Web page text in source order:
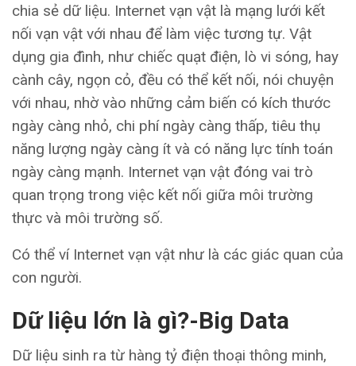
chia sẻ dữ liệu. Internet vạn vật là mạng lưới kết
nối vạn vật với nhau để làm việc tương tự. Vật
dụng gia đình, như chiếc quạt điện, lò vi sóng, hay
cành cây, ngọn cỏ, đều có thể kết nối, nói chuyện
với nhau, nhờ vào những cảm biến có kích thước
ngày càng nhỏ, chi phí ngày càng thấp, tiêu thụ
năng lượng ngày càng ít và có năng lực tính toán
ngày càng mạnh. Internet vạn vật đóng vai trò
quan trọng trong việc kết nối giữa môi trường
thực và môi trường số.
Có thể ví Internet vạn vật như là các giác quan của
con người.
Dữ liệu lớn là gì?-Big Data
Dữ liệu sinh ra từ hàng tỷ điện thoại thông minh,